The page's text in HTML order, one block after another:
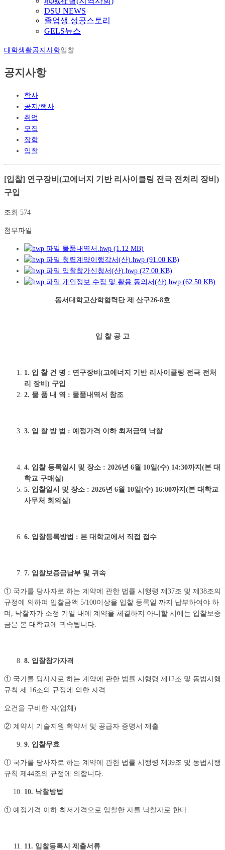
DSU NEWS
졸업생 성공스토리
GELS뉴스
대학생활공지사항입찰
공지사항
학사
공지/행사
취업
모집
장학
입찰
[입찰] 연구장비(고에너지 기반 리사이클링 전극 전처리 장비)
구입
조회 574
첨부파일
물품내역서.hwp (1.12 MB)
청렴계약이행각서(산).hwp (91.00 KB)
입찰참가신청서(산).hwp (27.00 KB)
개인정보 수집 및 활용 동의서(산).hwp (62.50 KB)
동서대학교산학협력단 제 산구26-8호
입 찰 공 고
1. 입 찰 건 명 : 연구장비 (고에너지 기반 리사이클링 전극 전처
리 장비 ) 구입
2. 물 품 내 역 : 물품내역서 참조
3. 입 찰 방 법 : 예정가격 이하 최저금액 낙찰
4. 입찰 등록일시 및 장소 : 2026년 6월 10일(수) 14:30까지 (본 대
학교 구매실)
5. 입찰일시 및 장소 : 2026년 6월 10일(수) 16:00까지 (본 대학교
사무처 회의실)
6. 입찰등록방법 : 본 대학교에서 직접 접수
7. 입찰보증금납부 및 귀속
① 국가를 당사자로 하는 계약에 관한 법률 시행령 제37조 및 제38조의
규정에 의하여 입찰금액 5/100이상을 입찰 등록일 까지 납부하여야 하
며, 낙찰자가 소정 기일 내에 계약을 체결하지 아니할 시에는 입찰보증
금은 본 대학교에 귀속됩니다.
8. 입찰참가자격
① 국가를 당사자로 하는 계약에 관한 법률 시행령 제12조 및 동법시행
규칙 제 16조의 규정에 의한 자격
요건을 구비한 자(업체)
② 계약시 기술지원 확약서 및 공급자 증명서 제출
9. 입찰무효
① 국가를 당사자로 하는 계약에 관한 법률 시행령 제39조 및 동법시행
규칙 제44조의 규정에 의합니다.
10. 낙찰방법
① 예정가격 이하 최저가격으로 입찰한 자를 낙찰자로 한다.
11. 입찰등록시 제출서류